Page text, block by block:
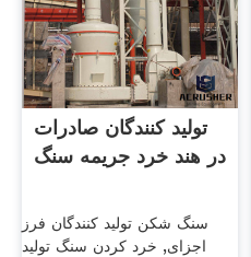
تولید کنندگان صادرات
در هند خرد جریمه سنگ
سنگ شکن تولید کنندگان فرز
اجزای, خرد کردن سنگ تولید